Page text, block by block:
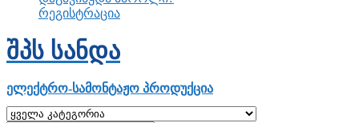
რეგისტრაცია
ᲨᲞᲡ ᲡᲐᲜᲓᲐ
ელექტრო-სამონტაჟო პროდუქცია